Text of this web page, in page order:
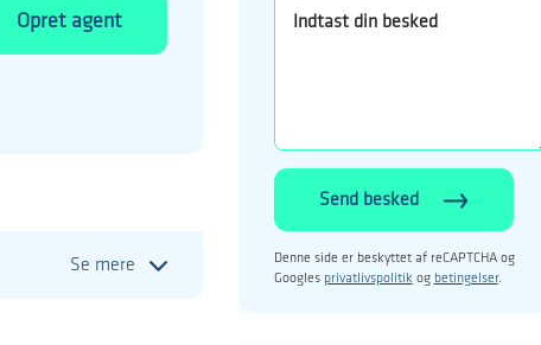
Opret agent
Se mere
Send besked
Denne side er beskyttet af reCAPTCHA og
Googles privatlivspolitik og betingelser.